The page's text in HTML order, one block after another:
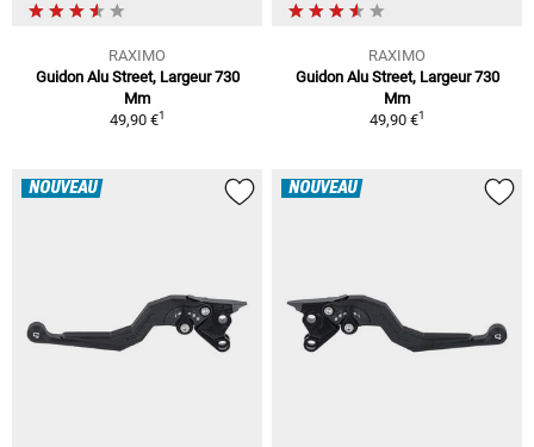
RAXIMO
Guidon Alu Street, Largeur 730
Mm
49,90 €1
RAXIMO
Guidon Alu Street, Largeur 730
Mm
49,90 €1
NOUVEAU NOUVEAU